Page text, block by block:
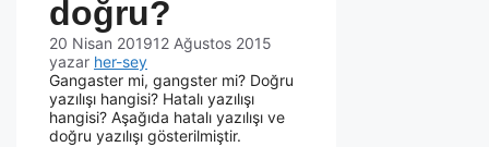
doğru?
20 Nisan 201912 Ağustos 2015
yazar her-sey
Gangaster mi, gangster mi? Doğru
yazılışı hangisi? Hatalı yazılışı
hangisi? Aşağıda hatalı yazılışı ve
doğru yazılışı gösterilmiştir.